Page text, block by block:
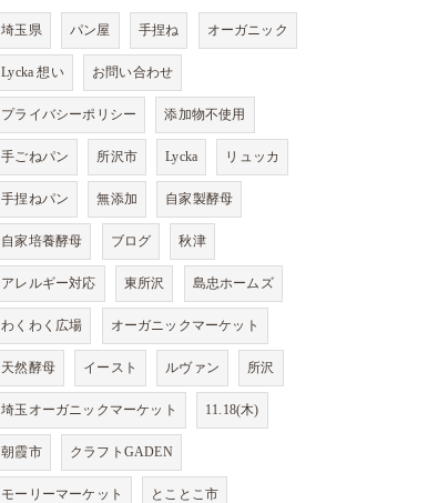
埼玉県 パン屋 手捏ね オーガニック
Lycka 想い お問い合わせ
プライバシーポリシー 添加物不使用
手ごねパン 所沢市 Lycka リュッカ
手捏ねパン 無添加 自家製酵母
自家培養酵母 ブログ 秋津
アレルギー対応 東所沢 島忠ホームズ
わくわく広場 オーガニックマーケット
天然酵母 イースト ルヴァン 所沢
埼玉オーガニックマーケット 11.18(木)
朝霞市 クラフトGADEN
モーリーマーケット とことこ市